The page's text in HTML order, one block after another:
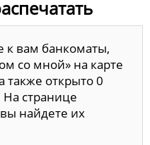
вам банкоматы,
со мной» на карте
также открыто 0
странице
вы найдете их